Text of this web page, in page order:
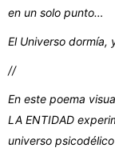
en un solo punto…
El Universo dormía,
//
En este poema
LA ENTIDAD
universo